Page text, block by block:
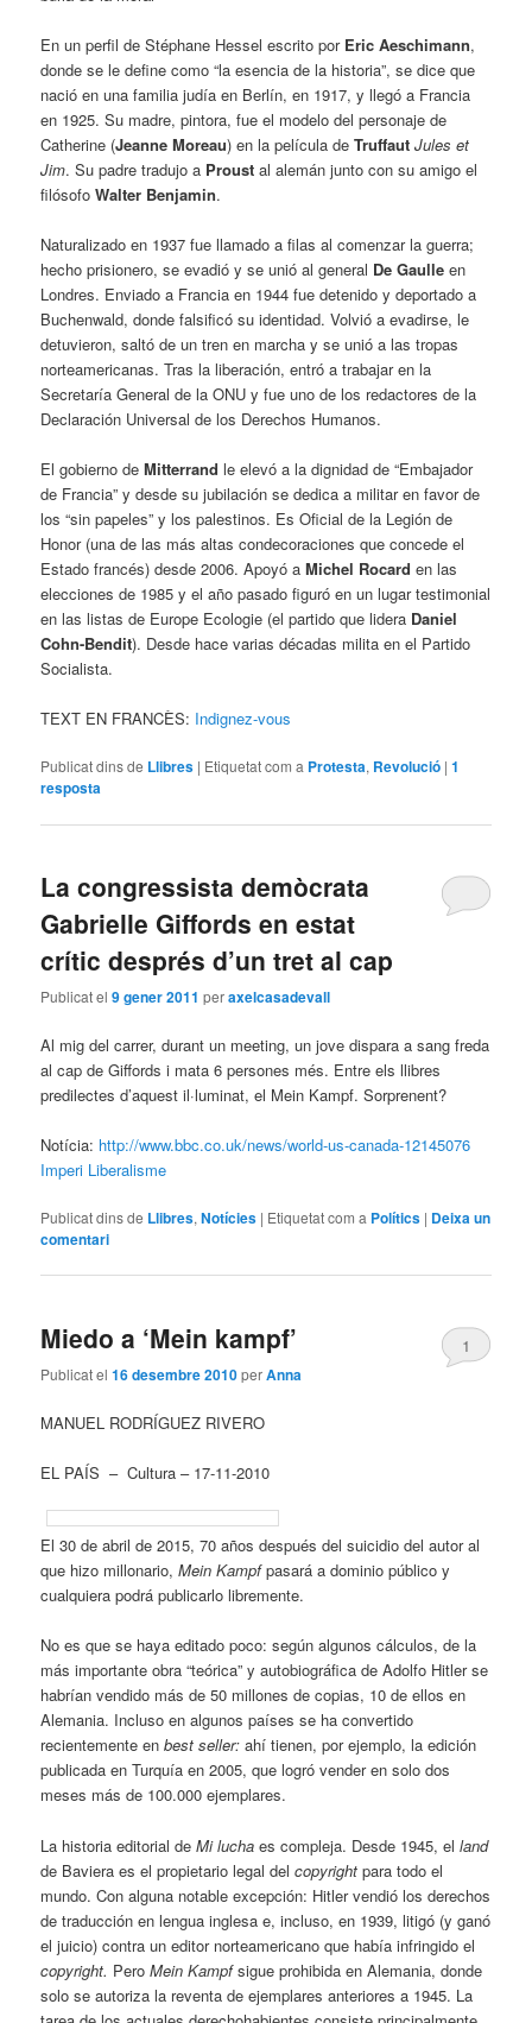
En un perfil de Stéphane Hessel escrito por Eric Aeschimann,
donde se le define como “la esencia de la historia”, se dice que
nació en una familia judía en Berlín, en 1917, y llegó a Francia
en 1925. Su madre, pintora, fue el modelo del personaje de
Catherine (Jeanne Moreau) en la película deTruffaut Jules et
Jim. Su padre tradujo a Proust al alemán junto con su amigo el
filósofoWalter Benjamin.
Naturalizado en 1937 fue llamado a filas al comenzar la guerra;
hecho prisionero, se evadió y se unió al general De Gaulle en
Londres. Enviado a Francia en 1944 fue detenido y deportado a
Buchenwald, donde falsificó su identidad. Volvió a evadirse, le
detuvieron, saltó de un tren en marcha y se unió a las tropas
norteamericanas. Tras la liberación, entró a trabajar en la
Secretaría General de la ONU y fue uno de los redactores de la
Declaración Universal de los Derechos Humanos.
El gobierno deMitterrand le elevó a la dignidad de “Embajador
de Francia” y desde su jubilación se dedica a militar en favor de
los “sin papeles” y los palestinos. Es Oficial de la Legión de
Honor (una de las más altas condecoraciones que concede el
Estado francés) desde 2006. Apoyó aMichel Rocard en las
elecciones de 1985 y el año pasado figuró en un lugar testimonial
en las listas de Europe Ecologie (el partido que lidera Daniel
Cohn-Bendit). Desde hace varias décadas milita en el Partido
Socialista.
TEXT EN FRANCÈS: Indignez-vous
Publicat dins de Llibres | Etiquetat com a Protesta, Revolució |1
resposta
La congressista demòcrata
Gabrielle Giffords en estat
crític després d’un tret al cap
Publicat el9 gener 2011 peraxelcasadevall
Al mig del carrer, durant un meeting, un jove dispara a sang freda
al cap de Giffords i mata 6 persones més. Entre els llibres
predilectes d’aquest il·luminat, el Mein Kampf. Sorprenent?
Notícia: http://www.bbc.co.uk/news/world-us-canada-12145076
Imperi Liberalisme
Publicat dins de Llibres,Notícies | Etiquetat com a Polítics | Deixa un
comentari
Miedo a ‘Mein kampf’
Publicat el16 desembre 2010perAnna
1
MANUEL RODRÍGUEZ RIVERO
EL PAÍS – Cultura – 17-11-2010
El 30 de abril de 2015, 70 años después del suicidio del autor al
que hizo millonario,Mein Kampfpasará a dominio público y
cualquiera podrá publicarlo libremente.
No es que se haya editado poco: según algunos cálculos, de la
más importante obra “teórica” y autobiográfica de Adolfo Hitler se
habrían vendido más de 50 millones de copias, 10 de ellos en
Alemania. Incluso en algunos países se ha convertido
recientemente enbest seller: ahí tienen, por ejemplo, la edición
publicada en Turquía en 2005, que logró vender en solo dos
meses más de 100.000 ejemplares.
La historia editorial deMi lucha es compleja. Desde 1945, el land
de Baviera es el propietario legal delcopyright para todo el
mundo. Con alguna notable excepción: Hitler vendió los derechos
de traducción en lengua inglesa e, incluso, en 1939, litigó (y ganó
el juicio) contra un editor norteamericano que había infringido el
copyright. PeroMein Kampfsigue prohibida en Alemania, donde
solo se autoriza la reventa de ejemplares anteriores a 1945. La